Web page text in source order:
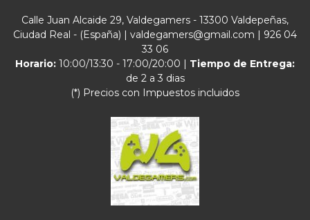
Calle Juan Alcaide 29, Valdegamers - 13300 Valdepeñas,
Ciudad Real - (España) | valdegamers@gmail.com | 926 04
33 06
Horario: 10:00/13:30 - 17:00/20:00 | Tiempo de Entrega:
de 2 a 3 dias
(*) Precios con Impuestos incluidos